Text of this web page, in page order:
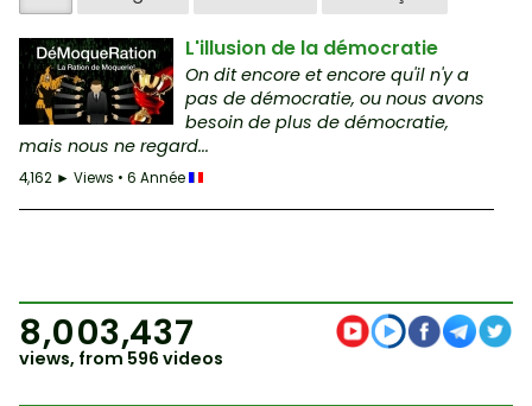
L'illusion de la démocratie
On dit encore et encore qu'il n'y a
pas de démocratie, ou nous avons
besoin de plus de démocratie,
mais nous ne regard...
4,162 ► Views • 6 Année
8,003,437
views, from 596 videos